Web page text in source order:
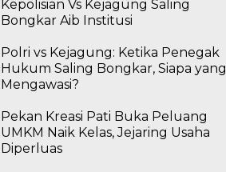
Kepolisian Vs Kejagung Saling
Bongkar Aib Institusi
Polri vs Kejagung: Ketika Penegak
Hukum Saling Bongkar, Siapa yang
Mengawasi?
Pekan Kreasi Pati Buka Peluang
UMKM Naik Kelas, Jejaring Usaha
Diperluas